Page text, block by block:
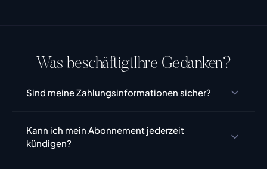
Was beschäftigtIhre Gedanken?
Sind meine Zahlungsinformationen sicher?
und über Stripe, einen PCI-DSS Level 1 zertifizierten
Zahlungsdienstleister, verarbeitet. LunarCrush
Kann ich mein Abonnement jederzeit
kündigen?